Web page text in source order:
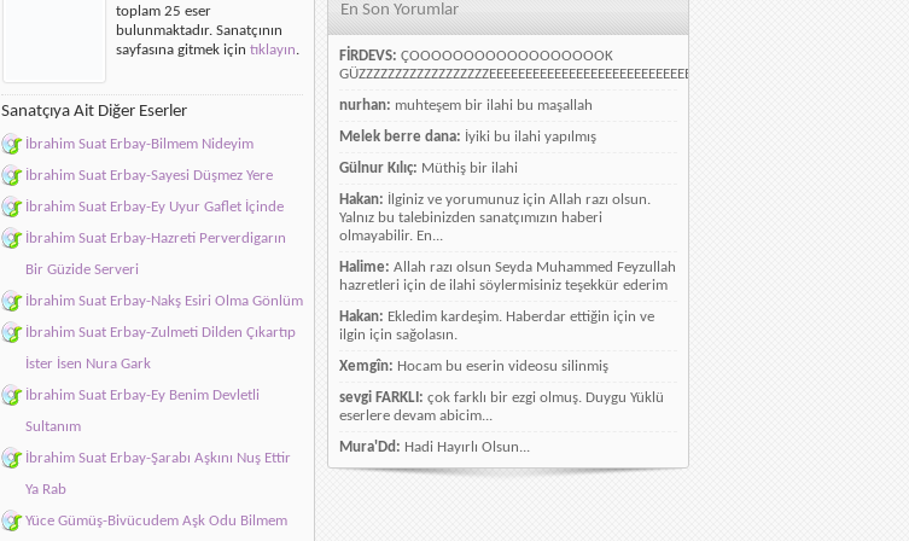
toplam 25 eser
bulunmaktadır. Sanatçının
sayfasına gitmek için tıklayın.
Sanatçıya Ait Diğer Eserler
İbrahim Suat Erbay-Bilmem Nideyim
İbrahim Suat Erbay-Sayesi Düşmez Yere
İbrahim Suat Erbay-Ey Uyur Gaflet İçinde
İbrahim Suat Erbay-Hazreti Perverdigarın
Bir Güzide Serveri
İbrahim Suat Erbay-Nakş Esiri Olma Gönlüm
İbrahim Suat Erbay-Zulmeti Dilden Çıkartıp
İster İsen Nura Gark
İbrahim Suat Erbay-Ey Benim Devletli
Sultanım
İbrahim Suat Erbay-Şarabı Aşkını Nuş Ettir
Ya Rab
Yüce Gümüş-Bivücudem Aşk Odu Bilmem
En Son Yorumlar
FİRDEVS: ÇOOOOOOOOOOOOOOOOOOK
GÜZZZZZZZZZZZZZZZZZZEEEEEEEEEEEEEEEEEEEEEEEEEEEEELLLLLLLLLLLLLLLLLLLLLLLL
nurhan: muhteşem bir ilahi bu maşallah
Melek berre dana: İyiki bu ilahi yapılmış
Gülnur Kılıç: Müthiş bir ilahi
Hakan: İlginiz ve yorumunuz için Allah razı olsun.
Yalnız bu talebinizden sanatçımızın haberi
olmayabilir. En...
Halime: Allah razı olsun Seyda Muhammed Feyzullah
hazretleri için de ilahi söylermisiniz teşekkür ederim
Hakan: Ekledim kardeşim. Haberdar ettiğin için ve
ilgin için sağolasın.
Xemgîn: Hocam bu eserin videosu silinmiş
sevgi FARKLI: çok farklı bir ezgi olmuş. Duygu Yüklü
eserlere devam abicim...
Mura'Dd: Hadi Hayırlı Olsun...